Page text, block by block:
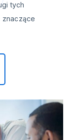
tych
znaczące